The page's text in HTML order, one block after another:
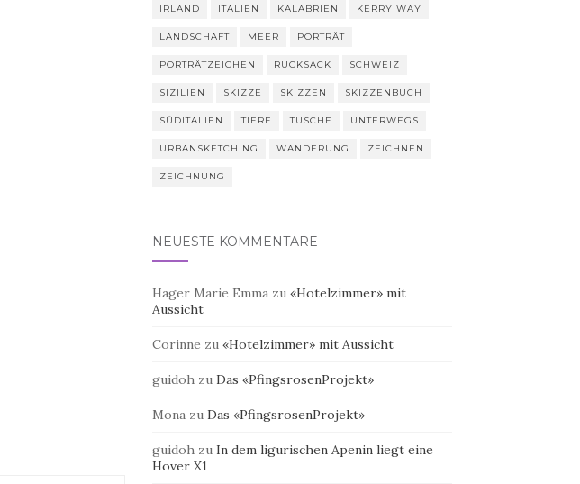
IRLAND ITALIEN KALABRIEN KERRY WAY
LANDSCHAFT MEER PORTRÄT
PORTRÄTZEICHEN RUCKSACK SCHWEIZ
SIZILIEN SKIZZE SKIZZEN SKIZZENBUCH
SÜDITALIEN TIERE TUSCHE UNTERWEGS
URBANSKETCHING WANDERUNG ZEICHNEN
ZEICHNUNG
NEUESTE KOMMENTARE
Hager Marie Emmazu «Hotelzimmer» mit
Aussicht
Corinne zu «Hotelzimmer» mit Aussicht
guidohzu Das «PfingsrosenProjekt»
Monazu Das «PfingsrosenProjekt»
guidohzu In dem ligurischen Apenin liegt eine
Hover X1